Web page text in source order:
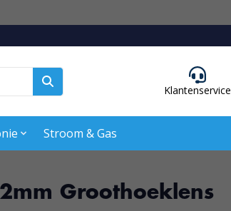
Klantenservice
Stroom & Gas
Groothoeklens